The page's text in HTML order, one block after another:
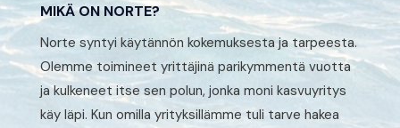
MIKÄ ON NORTE?
Norte syntyi käytännön kokemuksesta ja tarpeesta.
Olemme toimineet yrittäjinä parikymmentä vuotta
ja kulkeneet itse sen polun, jonka moni kasvuyritys
käy läpi. Kun omilla yrityksillämme tuli tarve hakea